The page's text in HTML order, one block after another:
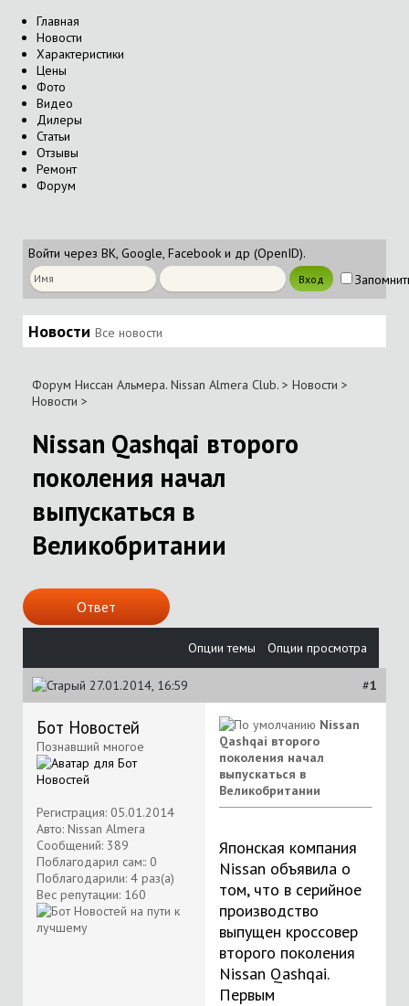
Главная
Новости
Характеристики
Цены
Фото
Видео
Дилеры
Статьи
Отзывы
Ремонт
Форум
Войти через ВК, Google, Facebook и др (OpenID).
Новости Все новости
Форум Ниссан Альмера. Nissan Almera Club. > Новости >
Новости >
Nissan Qashqai второго
поколения начал
выпускаться в
Великобритании
Ответ
Опции темы Опции просмотра
27.01.2014, 16:59 #1
Бот Новостей
Познавший многое
Регистрация: 05.01.2014
Авто: Nissan Almera
Сообщений: 389
Поблагодарил сам:: 0
Поблагодарили: 4 раз(а)
Вес репутации: 160
Nissan
Qashqai второго
поколения начал
выпускаться в
Великобритании
Японская компания
Nissan объявила о
том, что в серийное
производство
выпущен кроссовер
второго поколения
Nissan Qashqai.
Первым